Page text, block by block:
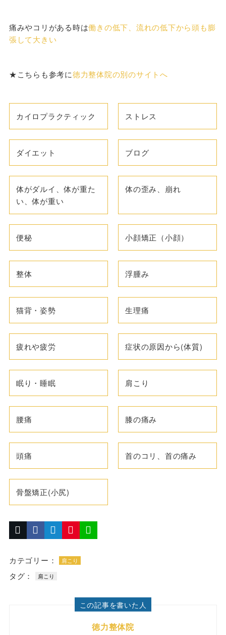
痛みやコリがある時は働きの低下、流れの低下から頭も膨
張して大きい
★こちらも参考に徳力整体院の別のサイトへ
カイロプラクティック ストレス
ダイエット ブログ
体がダルイ、体が重た
い、体が重い
体の歪み、崩れ
便秘 小顔矯正（小顔）
整体 浮腫み
猫背・姿勢 生理痛
疲れや疲労 症状の原因から(体質)
眠り・睡眠 肩こり
腰痛 膝の痛み
頭痛 首のコリ、首の痛み
骨盤矯正(小尻)
カテゴリー： 肩こり
タグ： 肩こり
この記事を書いた人
徳力整体院